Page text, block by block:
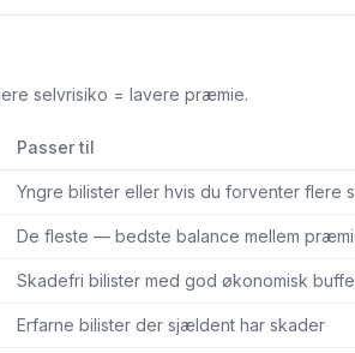
selvrisiko = lavere præmie.
Passer til
Yngre bilister eller hvis du forventer flere
De fleste — bedste balance mellem
Skadefri bilister med god økonomisk
Erfarne bilister der sjældent har skader